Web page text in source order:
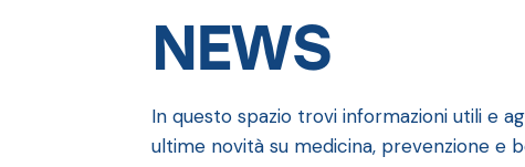
NEWS
In questo spazio trovi informazioni utili e
ultime novità su medicina, prevenzione e